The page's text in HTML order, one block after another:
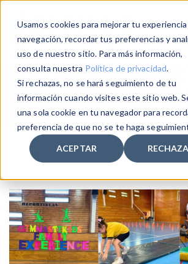
Usamos cookies para mejorar tu
navegación, recordar tus preferencias y
uso de nuestro sitio. Para más información,
consulta nuestra Política de privacidad.
Si rechazas, no se hará seguimiento de tu
información cuando visites este sitio web.
una sola cookie en tu navegador para
preferencia de que no se te haga
ACEPTAR
Home vida activa